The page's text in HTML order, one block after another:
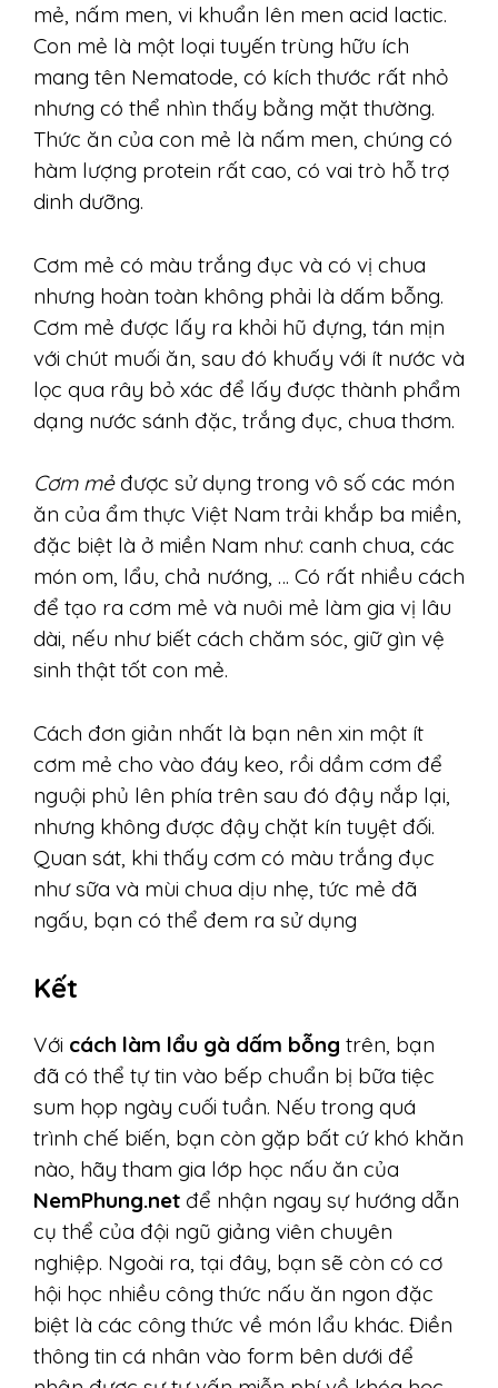
mẻ, nấm men, vi khuẩn lên men acid lactic.
Con mẻ là một loại tuyến trùng hữu ích
mang tên Nematode, có kích thước rất nhỏ
nhưng có thể nhìn thấy bằng mặt thường.
Thức ăn của con mẻ là nấm men, chúng có
hàm lượng protein rất cao, có vai trò hỗ trợ
dinh dưỡng.
Cơm mẻ có màu trắng đục và có vị chua
nhưng hoàn toàn không phải là dấm bỗng.
Cơm mẻ được lấy ra khỏi hũ đựng, tán mịn
với chút muối ăn, sau đó khuấy với ít nước và
lọc qua rây bỏ xác để lấy được thành phẩm
dạng nước sánh đặc, trắng đục, chua thơm.
Cơm mẻđược sử dụng trong vô số các món
ăn của ẩm thực Việt Nam trải khắp ba miền,
đặc biệt là ở miền Nam như: canh chua, các
món om, lẩu, chả nướng, … Có rất nhiều cách
để tạo ra cơm mẻ và nuôi mẻ làm gia vị lâu
dài, nếu như biết cách chăm sóc, giữ gìn vệ
sinh thật tốt con mẻ.
Cách đơn giản nhất là bạn nên xin một ít
cơm mẻ cho vào đáy keo, rồi dầm cơm để
nguội phủ lên phía trên sau đó đậy nắp lại,
nhưng không được đậy chặt kín tuyệt đối.
Quan sát, khi thấy cơm có màu trắng đục
như sữa và mùi chua dịu nhẹ, tức mẻ đã
ngấu, bạn có thể đem ra sử dụng
Kết
Với cách làm lẩu gà dấm bỗng trên, bạn
đã có thể tự tin vào bếp chuẩn bị bữa tiệc
sum họp ngày cuối tuần. Nếu trong quá
trình chế biến, bạn còn gặp bất cứ khó khăn
nào, hãy tham gia lớp học nấu ăn của
NemPhung.net để nhận ngay sự hướng dẫn
cụ thể của đội ngũ giảng viên chuyên
nghiệp. Ngoài ra, tại đây, bạn sẽ còn có cơ
hội học nhiều công thức nấu ăn ngon đặc
biệt là các công thức về món lẩu khác. Điền
thông tin cá nhân vào form bên dưới để